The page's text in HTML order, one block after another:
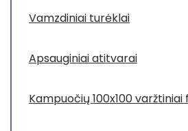
Vamzdiniai turėklai
Apsauginiai atitvarai
Kampuočių 100x100 varžtiniai